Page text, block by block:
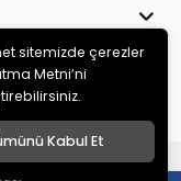
saklıdır.
ile Hazırlanmıştır.
sitemizde çerezler
Metni’ni
Kabul Et